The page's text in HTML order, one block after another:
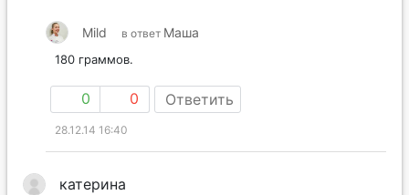
Mild в ответ Маша
180 граммов.
0 0 Ответить
28.12.14 16:40
катерина